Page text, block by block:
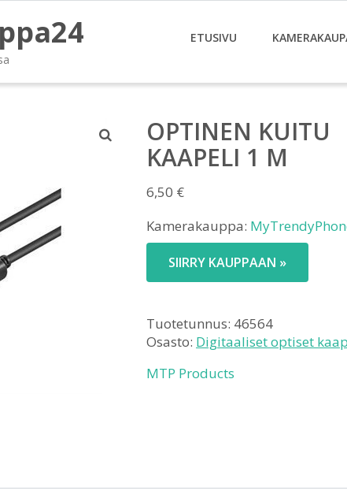
ETUSIVU
OPTINEN KUITU
KAAPELI 1 M
6,50 €
Kamerakauppa:
SIIRRY KAUPPAAN »
Tuotetunnus: 46564
Osasto: Digitaaliset optiset
MTP Products